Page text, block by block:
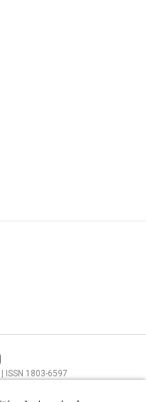
ISSN 1803-6597